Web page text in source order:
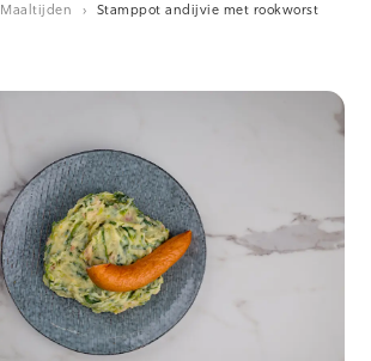
Maaltijden › Stamppot andijvie met rookworst